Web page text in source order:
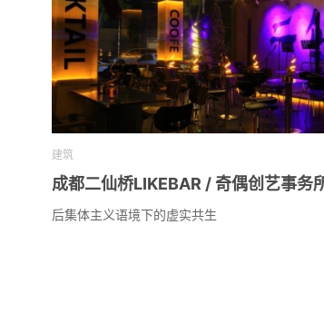
建筑
成都二仙桥LIKEBAR / 奇偶创艺事务
后集体主义语境下的虚实共生